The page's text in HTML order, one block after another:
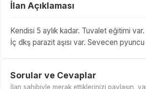
İlan Açıklaması
Kendisi 5 aylık kadar. Tuvalet eğitimi
İç dkş parazit aşısı var. Sevecen pyuncu
Sorular ve Cevaplar
İlan sahibiyle merak ettiklerinizi paylaşın,